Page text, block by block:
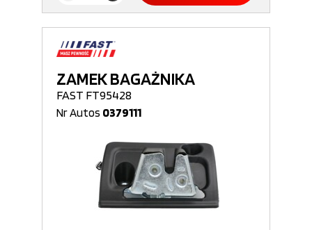
ZAMEK BAGAŻNIKA
FAST FT95428
Nr Autos 0379111